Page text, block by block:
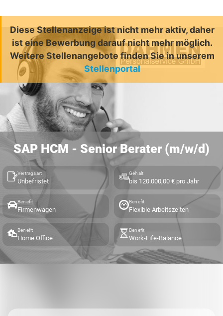
Diese Stellenanzeige ist nicht mehr aktiv, daher
ist eine Bewerbung darauf nicht mehr möglich.
Weitere Stellenangebote finden Sie in unserem
Stellenportal
SAP HCM - Senior Berater (m/w/d)
Vertragsart
Unbefristet
Gehalt
bis 120.000,00 € pro Jahr
Benefit
Firmenwagen
Benefit
Flexible Arbeitszeiten
Benefit
Home Office
Benefit
Work-Life-Balance